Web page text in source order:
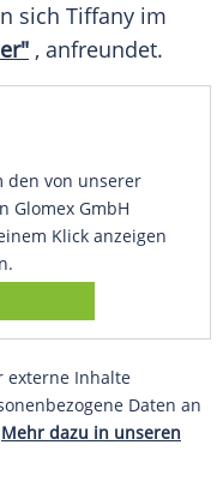
sich Tiffany im
, anfreundet.
den von unserer
Glomex GmbH
Klick anzeigen
externe Inhalte
Daten an
Mehr dazu in unseren